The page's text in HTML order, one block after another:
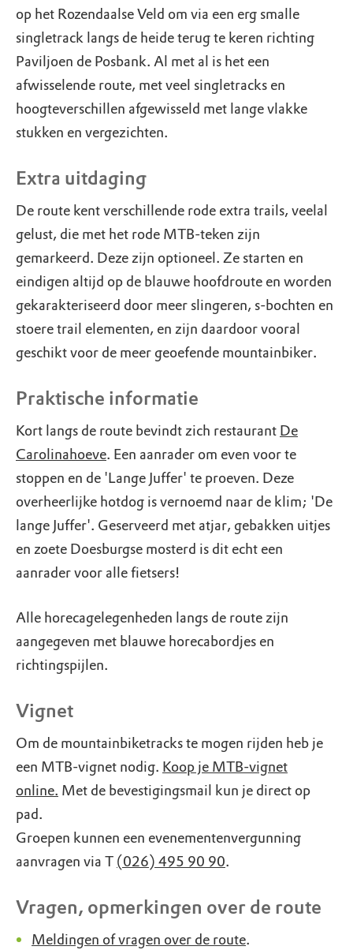
op het Rozendaalse Veld om via een erg smalle
singletrack langs de heide terug te keren richting
Paviljoen de Posbank. Al met al is het een
afwisselende route, met veel singletracks en
hoogteverschillen afgewisseld met lange vlakke
stukken en vergezichten.
Extra uitdaging
De route kent verschillende rode extra trails, veelal
gelust, die met het rode MTB-teken zijn
gemarkeerd. Deze zijn optioneel. Ze starten en
eindigen altijd op de blauwe hoofdroute en worden
gekarakteriseerd door meer slingeren, s-bochten en
stoere trail elementen, en zijn daardoor vooral
geschikt voor de meer geoefende mountainbiker.
Praktische informatie
Kort langs de route bevindt zich restaurant De
Carolinahoeve. Een aanrader om even voor te
stoppen en de 'Lange Juffer' te proeven. Deze
overheerlijke hotdog is vernoemd naar de klim; 'De
lange Juffer'. Geserveerd met atjar, gebakken uitjes
en zoete Doesburgse mosterd is dit echt een
aanrader voor alle fietsers!
Alle horecagelegenheden langs de route zijn
aangegeven met blauwe horecabordjes en
richtingspijlen.
Vignet
Om de mountainbiketracks te mogen rijden heb je
een MTB-vignet nodig. Koop je MTB-vignet
online. Met de bevestigingsmail kun je direct op
pad.
Groepen kunnen een evenementenvergunning
aanvragen via T (026) 495 90 90.
Vragen, opmerkingen over de route
Meldingen of vragen over de route.